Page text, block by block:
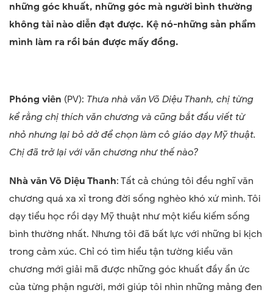
những góc khuất, những góc mà người bình thường
không tài nào diễn đạt được. Kệ nó-những sản phẩm
mình làm ra rồi bán được mấy đồng.
Phóng viên (PV): Thưa nhà văn Võ Diệu Thanh, chị từng
kể rằng chị thích văn chương và cũng bắt đầu viết từ
nhỏ nhưng lại bỏ dở để chọn làm cô giáo dạy Mỹ thuật.
Chị đã trở lại với văn chương như thế nào?
Nhà văn Võ Diệu Thanh: Tất cả chúng tôi đều nghĩ văn
chương quá xa xỉ trong đời sống nghèo khó xứ mình. Tôi
dạy tiểu học rồi dạy Mỹ thuật như một kiểu kiếm sống
bình thường nhất. Nhưng tôi đã bất lực với những bi kịch
trong cảm xúc. Chỉ có tìm hiểu tận tường kiểu văn
chương mới giải mã được những góc khuất đầy ẩn ức
của từng phận người, mới giúp tôi nhìn những mảng đen